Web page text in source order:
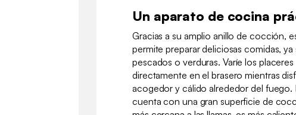
Un aparato de cocina
Gracias a su amplio anillo de cocción,
permite preparar deliciosas comidas, ya
pescados o verduras. Varíe los
directamente en el brasero mientras
acogedor y cálido alrededor del fuego.
cuenta con una gran superficie de